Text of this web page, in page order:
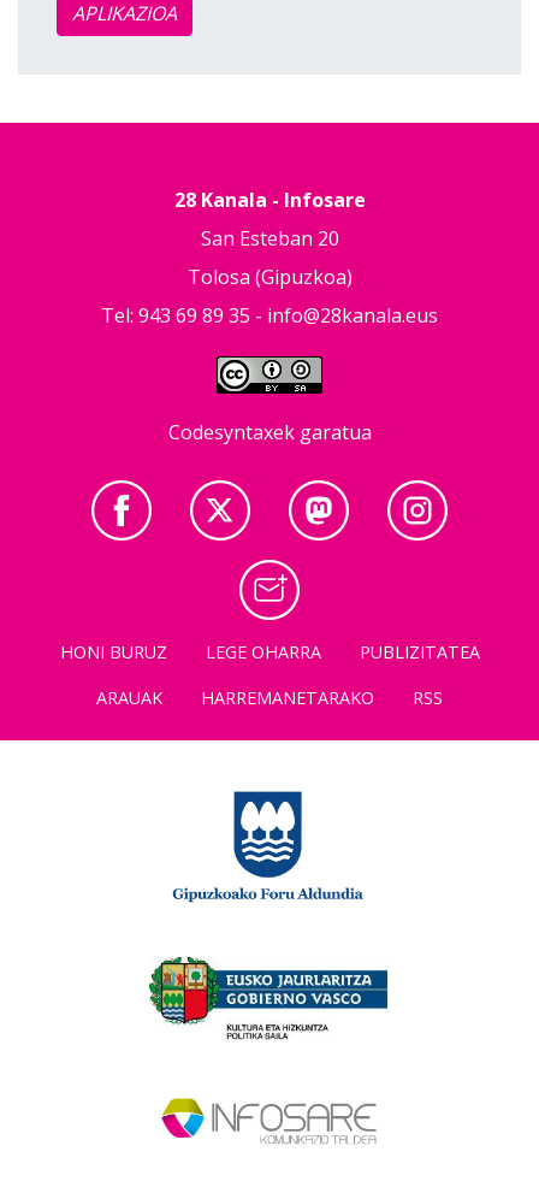
APLIKAZIOA
28 Kanala - Infosare
San Esteban 20
Tolosa (Gipuzkoa)
Tel: 943 69 89 35 - info@28kanala.eus
Codesyntaxek garatua
HONI BURUZ LEGE OHARRA
PUBLIZITATEA
ARAUAK
HARREMANETARAKO RSS